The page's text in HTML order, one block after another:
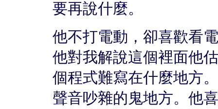
要再說什麼。
他不打電動，卻喜歡看
他對我解說這個裡面他
個程式難寫在什麼地方
聲音吵雜的鬼地方。他